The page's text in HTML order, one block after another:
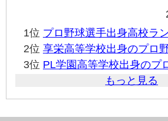
1位 プロ野球選手出身高校ラ
2位 享栄高等学校出身のプロ
3位 PL学園高等学校出身のプ
もっと見る